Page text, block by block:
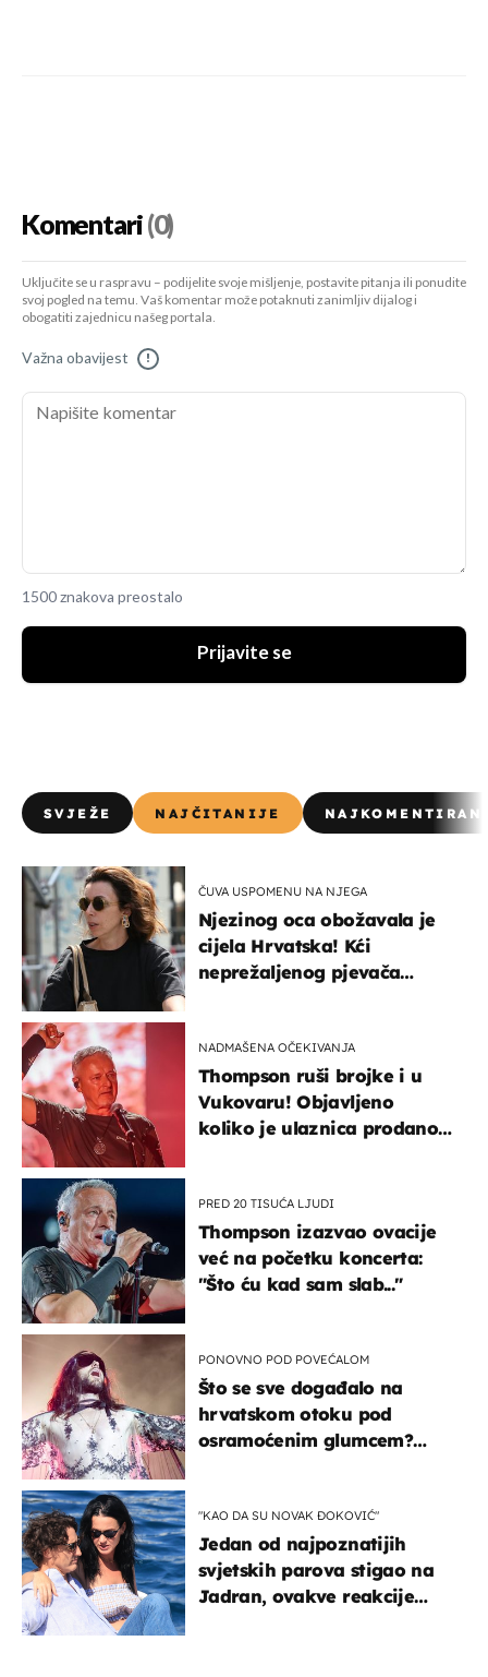
Komentari(0)
Uključite se u raspravu – podijelite svoje mišljenje, postavite pitanja ili ponudite
svoj pogled na temu. Vaš komentar može potaknuti zanimljiv dijalog i
obogatiti zajednicu našeg portala.
Važna obavijest !
1500 znakova preostalo
Prijavite se
SVJEŽE NAJČITANIJE
ČUVA USPOMENU NA NJEGA
Njezinog oca obožavala je
cijela Hrvatska! Kći
neprežaljenog pjevača
NADMAŠENA OČEKIVANJA
Thompson ruši brojke i u
Vukovaru! Objavljeno
koliko je ulaznica prodano
PRED 20 TISUĆA LJUDI
Thompson izazvao ovacije
već na početku koncerta:
"Što ću kad sam slab..."
PONOVNO POD POVEĆALOM
Što se sve događalo na
hrvatskom otoku pod
osramoćenim glumcem?
"KAO DA SU NOVAK ĐOKOVIĆ"
Jedan od najpoznatijih
svjetskih parova stigao na
Jadran, ovakve reakcije